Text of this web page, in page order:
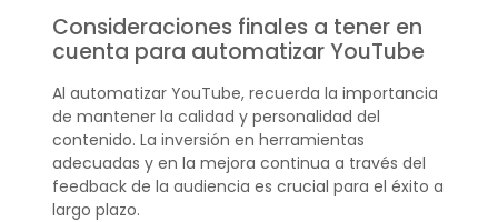
Consideraciones finales a tener en
cuenta para automatizar YouTube
Al automatizar YouTube, recuerda la importancia
de mantener la calidad y personalidad del
contenido. La inversión en herramientas
adecuadas y en la mejora continua a través del
feedback de la audiencia es crucial para el éxito a
largo plazo.